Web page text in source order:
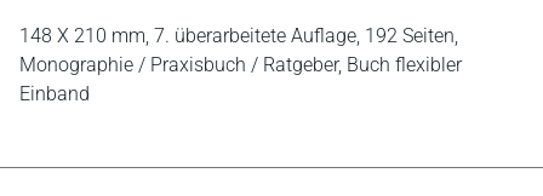
148 X 210 mm, 7. überarbeitete Auflage, 192 Seiten,
Monographie / Praxisbuch / Ratgeber, Buch flexibler
Einband